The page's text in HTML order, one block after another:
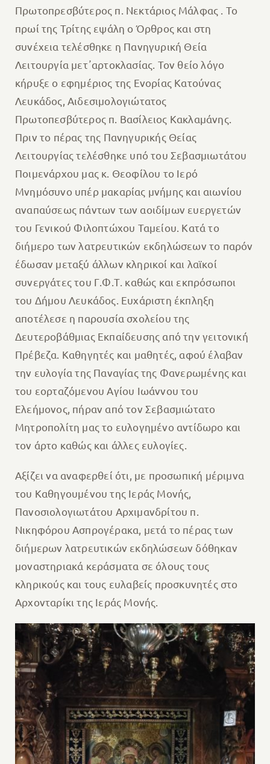
Πρωτοπρεσβύτερος π. Νεκτάριος Μάλφας . Το
πρωί της Τρίτης εψάλη ο Όρθρος και στη
συνέχεια τελέσθηκε η Πανηγυρική Θεία
Λειτουργία μετ᾽αρτοκλασίας. Τον θείο λόγο
κήρυξε ο εφημέριος της Ενορίας Κατούνας
Λευκάδος, Αιδεσιμολογιώτατος
Πρωτοπεσβύτερος π. Βασίλειος Κακλαμάνης.
Πριν το πέρας της Πανηγυρικής Θείας
Λειτουργίας τελέσθηκε υπό του Σεβασμιωτάτου
Ποιμενάρχου μας κ. Θεοφίλου το Ιερό
Μνημόσυνο υπέρ μακαρίας μνήμης και αιωνίου
αναπαύσεως πάντων των αοιδίμων ευεργετών
του Γενικού Φιλοπτώχου Ταμείου. Κατά το
διήμερο των λατρευτικών εκδηλώσεων το παρόν
έδωσαν μεταξύ άλλων κληρικοί και λαϊκοί
συνεργάτες του Γ.Φ.Τ. καθώς και εκπρόσωποι
του Δήμου Λευκάδος. Ευχάριστη έκπληξη
αποτέλεσε η παρουσία σχολείου της
Δευτεροβάθμιας Εκπαίδευσης από την γειτονική
Πρέβεζα. Καθηγητές και μαθητές, αφού έλαβαν
την ευλογία της Παναγίας της Φανερωμένης και
του εορταζόμενου Αγίου Ιωάννου του
Ελεήμονος, πήραν από τον Σεβασμιώτατο
Μητροπολίτη μας το ευλογημένο αντίδωρο και
τον άρτο καθώς και άλλες ευλογίες.
Αξίζει να αναφερθεί ότι, με προσωπική μέριμνα
του Καθηγουμένου της Ιεράς Μονής,
Πανοσιολογιωτάτου Αρχιμανδρίτου π.
Νικηφόρου Ασπρογέρακα, μετά το πέρας των
διήμερων λατρευτικών εκδηλώσεων δόθηκαν
μοναστηριακά κεράσματα σε όλους τους
κληρικούς και τους ευλαβείς προσκυνητές στο
Αρχονταρίκι της Ιεράς Μονής.